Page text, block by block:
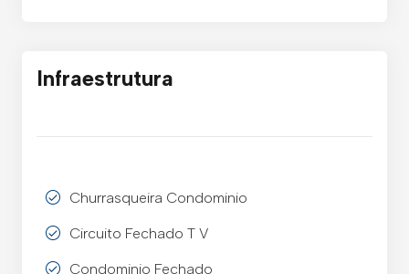
Infraestrutura
Churrasqueira Condominio
Circuito Fechado T V
Condominio Fechado